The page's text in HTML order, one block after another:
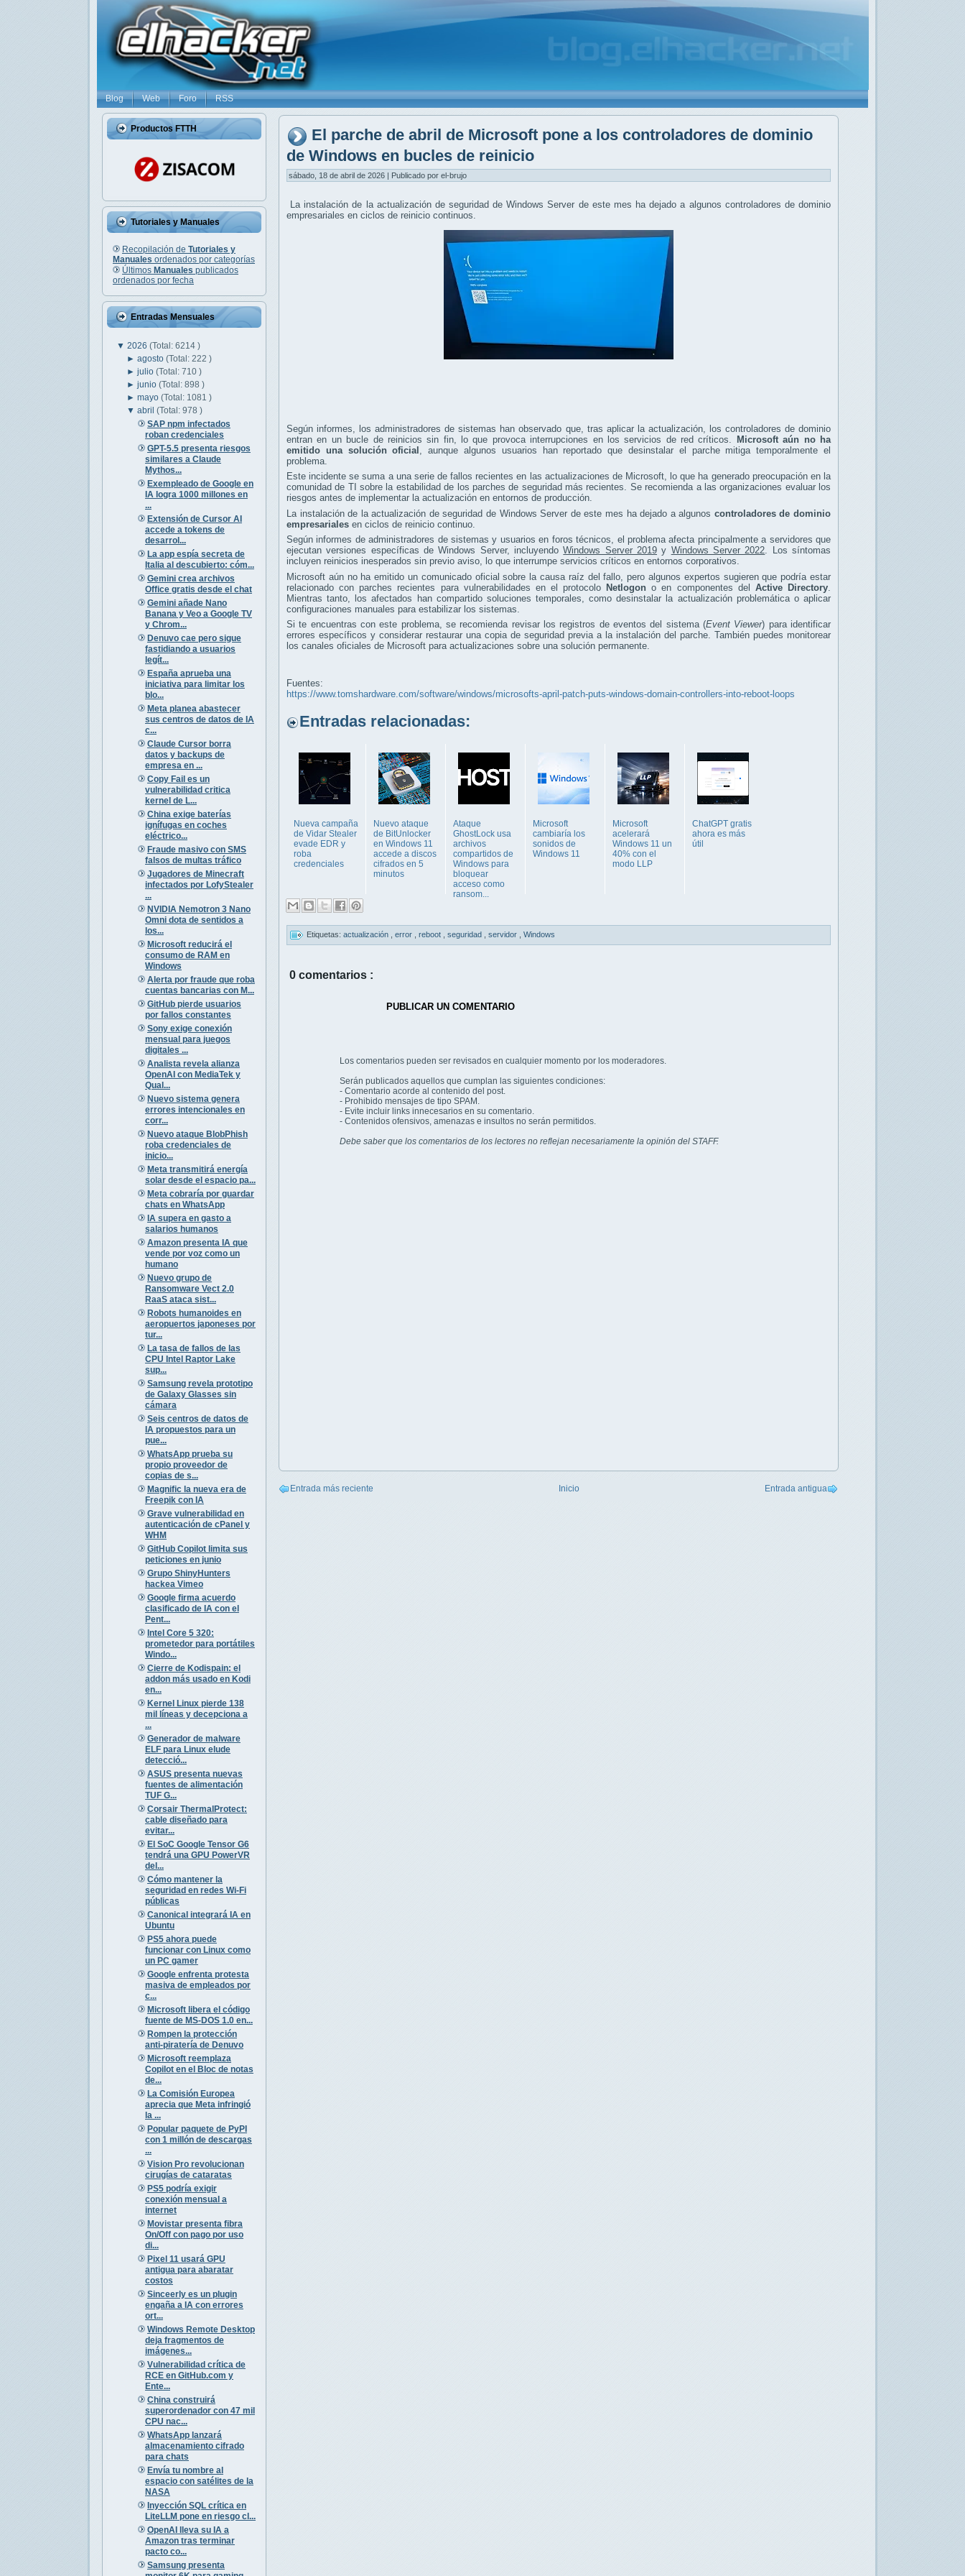
Blog Web Foro RSS
Productos FTTH
Tutoriales y Manuales
Recopilación de Tutoriales y
Manuales ordenados por categorías
Últimos Manuales publicados
ordenados por fecha
Entradas Mensuales
▼ 2026 (Total: 6214 )
►agosto(Total: 222 )
►julio(Total: 710 )
►junio(Total: 898 )
►mayo(Total: 1081 )
▼abril(Total: 978 )
SAP npm infectados
roban credenciales
GPT-5.5 presenta riesgos
similares a Claude
Mythos...
Exempleado de Google en
IA logra 1000 millones en
...
Extensión de Cursor AI
accede a tokens de
desarrol...
La app espía secreta de
Italia al descubierto: cóm...
Gemini crea archivos
Office gratis desde el chat
Gemini añade Nano
Banana y Veo a Google TV
y Chrom...
Denuvo cae pero sigue
fastidiando a usuarios
legít...
España aprueba una
iniciativa para limitar los
blo...
Meta planea abastecer
sus centros de datos de IA
c...
Claude Cursor borra
datos y backups de
empresa en ...
Copy Fail es un
vulnerabilidad critica
kernel de L...
China exige baterías
ignífugas en coches
eléctrico...
Fraude masivo con SMS
falsos de multas tráfico
Jugadores de Minecraft
infectados por LofyStealer
...
NVIDIA Nemotron 3 Nano
Omni dota de sentidos a
los...
Microsoft reducirá el
consumo de RAM en
Windows
Alerta por fraude que roba
cuentas bancarias con M...
GitHub pierde usuarios
por fallos constantes
Sony exige conexión
mensual para juegos
digitales ...
Analista revela alianza
OpenAI con MediaTek y
Qual...
Nuevo sistema genera
errores intencionales en
corr...
Nuevo ataque BlobPhish
roba credenciales de
inicio...
Meta transmitirá energía
solar desde el espacio pa...
Meta cobraría por guardar
chats en WhatsApp
IA supera en gasto a
salarios humanos
Amazon presenta IA que
vende por voz como un
humano
Nuevo grupo de
Ransomware Vect 2.0
RaaS ataca sist...
Robots humanoides en
aeropuertos japoneses por
tur...
La tasa de fallos de las
CPU Intel Raptor Lake
sup...
Samsung revela prototipo
de Galaxy Glasses sin
cámara
Seis centros de datos de
IA propuestos para un
pue...
WhatsApp prueba su
propio proveedor de
copias de s...
Magnific la nueva era de
Freepik con IA
Grave vulnerabilidad en
autenticación de cPanel y
WHM
GitHub Copilot limita sus
peticiones en junio
Grupo ShinyHunters
hackea Vimeo
Google firma acuerdo
clasificado de IA con el
Pent...
Intel Core 5 320:
prometedor para portátiles
Windo...
Cierre de Kodispain: el
addon más usado en Kodi
en...
Kernel Linux pierde 138
mil líneas y decepciona a
...
Generador de malware
ELF para Linux elude
detecció...
ASUS presenta nuevas
fuentes de alimentación
TUF G...
Corsair ThermalProtect:
cable diseñado para
evitar...
El SoC Google Tensor G6
tendrá una GPU PowerVR
del...
Cómo mantener la
seguridad en redes Wi-Fi
públicas
Canonical integrará IA en
Ubuntu
PS5 ahora puede
funcionar con Linux como
un PC gamer
Google enfrenta protesta
masiva de empleados por
c...
Microsoft libera el código
fuente de MS-DOS 1.0 en...
Rompen la protección
anti-piratería de Denuvo
Microsoft reemplaza
Copilot en el Bloc de notas
de...
La Comisión Europea
aprecia que Meta infringió
la ...
Popular paquete de PyPI
con 1 millón de descargas
...
Vision Pro revolucionan
cirugías de cataratas
PS5 podría exigir
conexión mensual a
internet
Movistar presenta fibra
On/Off con pago por uso
di...
Pixel 11 usará GPU
antigua para abaratar
costos
Sinceerly es un plugin
engaña a IA con errores
ort...
Windows Remote Desktop
deja fragmentos de
imágenes...
Vulnerabilidad crítica de
RCE en GitHub.com y
Ente...
China construirá
superordenador con 47 mil
CPU nac...
WhatsApp lanzará
almacenamiento cifrado
para chats
Envía tu nombre al
espacio con satélites de la
NASA
Inyección SQL crítica en
LiteLLM pone en riesgo cl...
OpenAI lleva su IA a
Amazon tras terminar
pacto co...
Samsung presenta
El parche de abril de Microsoft pone a los controladores de dominio
de Windows en bucles de reinicio
sábado, 18 de abril de 2026 | Publicado por el-brujo
La instalación de la actualización de seguridad de Windows Server de este mes ha dejado a algunos controladores de dominio
empresariales en ciclos de reinicio continuos.
Según informes, los administradores de sistemas han observado que, tras aplicar la actualización, los controladores de dominio
entran en un bucle de reinicios sin fin, lo que provoca interrupciones en los servicios de red críticos.
Microsoft aún no ha
emitido una solución oficial
, aunque algunos usuarios han reportado que desinstalar el parche mitiga temporalmente el
problema.
Este incidente se suma a una serie de fallos recientes en las actualizaciones de Microsoft, lo que ha generado preocupación en la
comunidad de TI sobre la estabilidad de los parches de seguridad más recientes. Se recomienda a las organizaciones evaluar los
riesgos antes de implementar la actualización en entornos de producción.
La instalación de la actualización de seguridad de Windows Server de este mes ha dejado a algunos controladores de dominio
empresariales en ciclos de reinicio continuo.
Según informes de administradores de sistemas y usuarios en foros técnicos, el problema afecta principalmente a servidores que
ejecutan versiones específicas de Windows Server, incluyendoWindows Server 2019 y Windows Server 2022. Los síntomas
incluyen reinicios inesperados sin previo aviso, lo que interrumpe servicios críticos en entornos corporativos.
Microsoft aún no ha emitido un comunicado oficial sobre la causa raíz del fallo, pero algunos expertos sugieren que podría estar
relacionado con parches recientes para vulnerabilidades en el protocolo Netlogon o en componentes del Active Directory
Mientras tanto, los afectados han compartido soluciones temporales, como desinstalar la actualización problemática o aplicar
configuraciones manuales para estabilizar los sistemas.
Si te encuentras con este problema, se recomienda revisar los registros de eventos del sistema (Event Viewer) para identificar
errores específicos y considerar restaurar una copia de seguridad previa a la instalación del parche. También puedes monitorear
los canales oficiales de Microsoft para actualizaciones sobre una solución permanente.
Fuentes:
https://www.tomshardware.com/software/windows/microsofts-april-patch-puts-windows-domain-controllers-into-reboot-loops
Entradas relacionadas:
Nueva campaña
de Vidar Stealer
evade EDR y
roba
credenciales
Nuevo ataque
de BitUnlocker
en Windows 11
accede a discos
cifrados en 5
minutos
Ataque
GhostLock usa
archivos
compartidos de
Windows para
bloquear
acceso como
ransom...
Microsoft
cambiaría los
sonidos de
Windows 11
Microsoft
acelerará
Windows 11 un
40% con el
modo LLP
ChatGPT gratis
ahora es más
útil
Etiquetas: actualización error reboot seguridad servidor Windows
0 comentarios :
PUBLICAR UN COMENTARIO
Los comentarios pueden ser revisados en cualquier momento por los moderadores.
Serán publicados aquellos que cumplan las siguientes condiciones:
- Comentario acorde al contenido del post.
- Prohibido mensajes de tipo SPAM.
- Evite incluir links innecesarios en su comentario.
- Contenidos ofensivos, amenazas e insultos no serán permitidos.
Debe saber que los comentarios de los lectores no reflejan necesariamente la opinión del STAFF.
Entrada más reciente Entrada antigua
Inicio